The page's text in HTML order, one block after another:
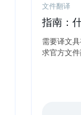
文件翻译
指南：
需要译文
求官方文